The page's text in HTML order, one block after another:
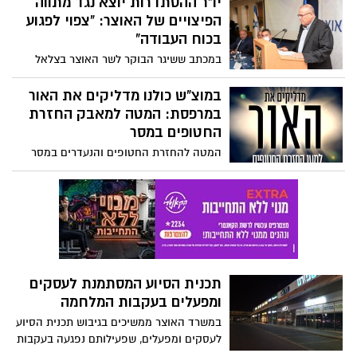
הפיצויים של האוצר: "צפוי לפגוע
בכוח העבודה"
במכתב ששיגר הבוקר לשר האוצר בצלאל
סמוטריץ' ויו"ר ועדת הכספים ח"כ משה גפני,
התריע יו"ר ההסתדרות ארנון בר-דוד מפני
ההשלכות של המתווה שהוצג בשבוע שעבר.
"היעדר שיפוי לכלל האוכלוסייה שמושפעת
הזהיר והוסיף: "חמור מכך: משמעות המהלך
היא שמדינת ישראל מסירה אחריות לתשלום
שכר בגין אי-הגעה לעבודה בשל הנחיות
פיקוד העורף"
במוצ"ש כולנו מדליקים את האור
במרפסת: המטה למאבק החזרת
החטופים במסר
המטה להחזרת החטופים והנעדרים במסר
ובקשה לציבור בישראל, במוצ"ש הקרוב כולם
ידליקו את האור במרפסות בשעה 20:00
בדיוק
תכנית הסיוע המסתמנת לעסקים
ומפעלים בעקבות המלחמה
במשרד האוצר ממשיכים בגיבוש תכנית הסיוע
לעסקים ומפעלים, שפעילותם נפגעה בעקבות